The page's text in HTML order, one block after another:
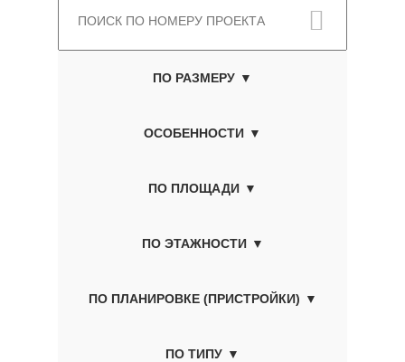
ПО РАЗМЕРУ
ОСОБЕННОСТИ
ПО ПЛОЩАДИ
ПО ЭТАЖНОСТИ
ПО ПЛАНИРОВКЕ (ПРИСТРОЙКИ)
ПО ТИПУ